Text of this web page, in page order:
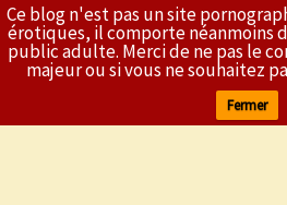
Ce blog n'est pas un site
érotiques, il comporte néanmoins
public adulte. Merci de ne pas le
majeur ou si vous ne souhaitez
Fermer